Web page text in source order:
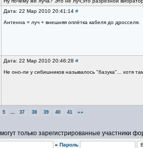
Дата: 22 Мар 2010 20:41:14 #
Антенна = луч + внешняя оплётка кабеля до дросселя.
Дата: 22 Мар 2010 20:46:28 #
Не оно-ли у сибишников называлось "базука"... хотя
5 37 38 39 40 41 »»
только зарегистрированные участники
» Пароль